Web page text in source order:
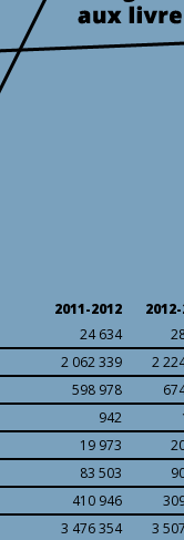
2011-2012
24 634
2 062 339
2
598 978
942
19 973
83 503
410 946
3 476 354 3